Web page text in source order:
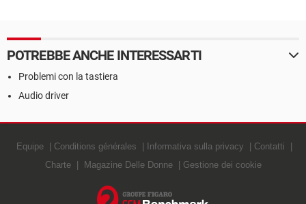
POTREBBE ANCHE INTERESSARTI
Problemi con la tastiera
Audio driver
Equipe Conditions générales Informativa sulla privacy
Contatti
Charte
Magazine Delle Donne Gestione dei cookie